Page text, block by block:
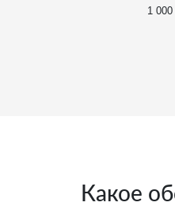
1 000
Какое